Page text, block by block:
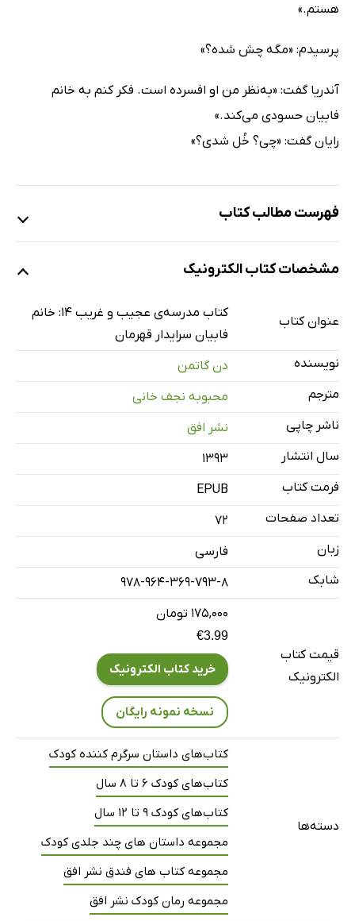
هستم.»
پرسیدم: «مگه چش شده؟»
آندریا گفت: «به‌نظر من او افسرده است. فکر کنم به خانم
فابیان حسودی می‌کند.»
رایان گفت: «چی؟ خُل شدی؟»
فهرست مطالب کتاب
5: دیدار آقای ناوال
8: راز اتاق سرّی
9: آقای ناوال ناراحت و افسرده
10: قهرمان جدید
مشخصات کتاب الکترونیک
عنوان کتاب
کتاب مدرسه‌ی عجیب و غریب 14: خانم
فابیان سرایدار قهرمان
نویسنده
دن گاتمن
مترجم
محبوبه نجف خانی
ناشر چاپی
نشر افق
سال انتشار
۱۳۹۳
فرمت کتاب
EPUB
تعداد صفحات
72
زبان
فارسی
شابک
978-964-369-793-8
قیمت کتاب
الکترونیک
۱۷۵,۰۰۰ تومان
€3.99
خرید کتاب الکترونیک
نسخه نمونه رایگان
دسته‌ها
کتاب‌های داستان سرگرم کننده کودک
کتاب‌های کودک 6 تا 8 سال
کتاب‌های کودک 9 تا 12 سال
مجموعه داستان های چند جلدی کودک
مجموعه کتاب های فندق نشر افق
مجموعه رمان کودک نشر افق